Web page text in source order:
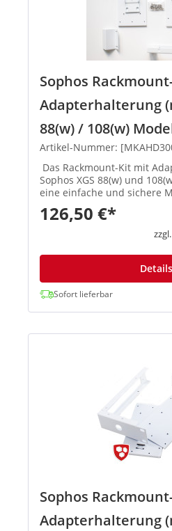
Sophos
Adapterhalterung
88(w) / 108(w)
Artikel-Nummer:
Das Rackmount-Kit mit
Sophos XGS 88(w) und
eine einfache und sichere
in einem Standard-19-Zoll-
eine platzsparende und
126,50 €*
Details
Sofort lieferbar
Sophos
Adapterhalterung